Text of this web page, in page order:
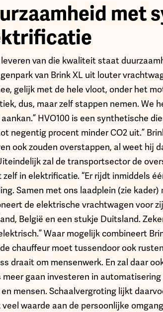
met
van die kwaliteit staat
van Brink XL uit louter
gelijk met de hele vloot, onder het
dus, maar zelf stappen nemen. We
HVO100 is een synthetische
negentig procent minder CO2 uit.”
ook zouden overstappen, al weet hij
zal de transportsector de
zelf in elektrificatie. “Er rijdt inmiddels
Samen met ons laadplein (zie
de elektrische vrachtwagen voor
België en een stukje Duitsland.
Waar mogelijk combineert
chauffeur moet tussendoor ook
draait om mensenwerk. En zal daar
meer gaan investeren in
en mensen. Schaalvergroting lijkt
veel waarde aan de persoonlijke